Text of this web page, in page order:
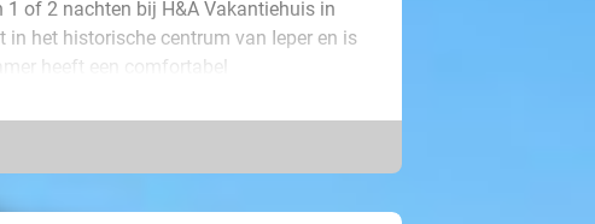
of 2 nachten bij H&A Vakantiehuis in
in het historische centrum van Ieper en is
heeft een comfortabel
kun jij jouw auto gratis
te verkennen dus.
ontdekt en bezoek lokale